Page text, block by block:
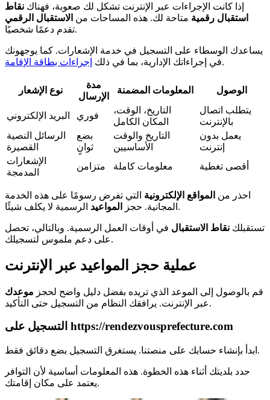
إذا كانت الإجراءات عبر الإنترنت تشكل لك صعوبة، فهناك نقاط
استقبال رقمية متاحة لك. هذه المساحات من الاستقبال الرقمي
تقدم دعمًا شخصيًا.
يساعدك الوسطاء على التسجيل في خدمة الإشعارات. كما يوجهونك
في إجراءاتك الإدارية، بما في ذلك إجراءات بطاقة الإقامة .
نوع الإشعار
مدة
الإرسال
المعلومات المضمنة الوصول
البريد الإلكتروني فوري
التاريخ، الوقت،
المكان الكامل
يتطلب اتصال
بالإنترنت
الرسائل النصية
القصيرة
بضع
ثوانٍ
التاريخ والوقت
الأساسيين
يعمل بدون
إنترنت
الإشعارات
المدمجة
متزامن معلومات كاملة أقصى تغطية
احذر من المواقع الإلكترونية التي تفرض رسومًا على هذه الخدمة
المجانية. حجز
المواعيد الرسمية لا يكلف شيئًا.
تستقبلك نقاط الاستقبال في أوقات العمل الرسمية. وبالتالي، تحصل
على دعم ملموس لتسجيلك.
عملية حجز المواعيد عبر الإنترنت
قم بالوصول إلى الموعد الذي تريده بفضل دليل واضح لحجز موعدك
عبر الإنترنت. يرافقك النظام من التسجيل حتى التأكيد.
التسجيل على https://rendezvousprefecture.com
ابدأ بإنشاء حسابك على منصتنا. يستغرق التسجيل بضع دقائق فقط.
حدد بلديتك أثناء هذه الخطوة. هذه المعلومات أساسية لأن التوافر
يعتمد على مكان إقامتك.